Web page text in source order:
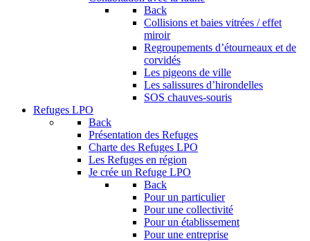
Back
Collisions et baies vitrées / effet
miroir
Regroupements d’étourneaux et de
corvidés
Les pigeons de ville
Les salissures d’hirondelles
SOS chauves-souris
Refuges LPO
Back
Présentation des Refuges
Charte des Refuges LPO
Les Refuges en région
Je crée un Refuge LPO
Back
Pour un particulier
Pour une collectivité
Pour un établissement
Pour une entreprise